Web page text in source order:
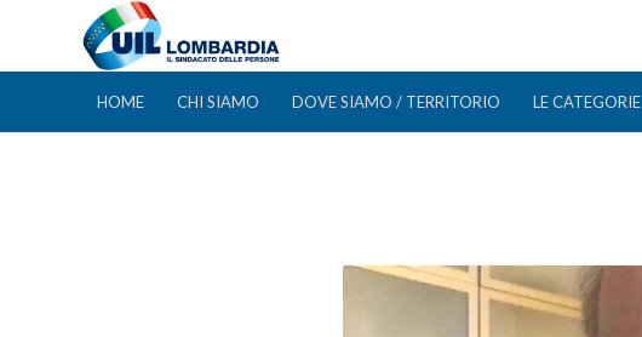
HOME CHI SIAMO DOVE SIAMO / TERRITORIO LE CATEGORIE